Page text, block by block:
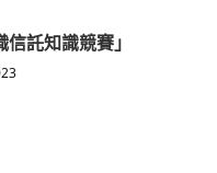
信託知識競賽」